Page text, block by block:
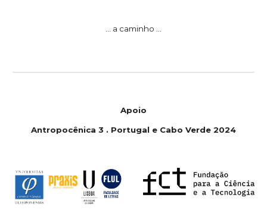
... a caminho ...
Apoio
Antropocênica 3 . Portugal e Cabo Verde 2024